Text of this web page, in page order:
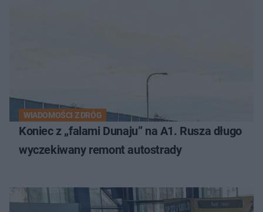
WIADOMOŚCI Z DRÓG
Koniec z „falami Dunaju” na A1. Rusza długo
wyczekiwany remont autostrady